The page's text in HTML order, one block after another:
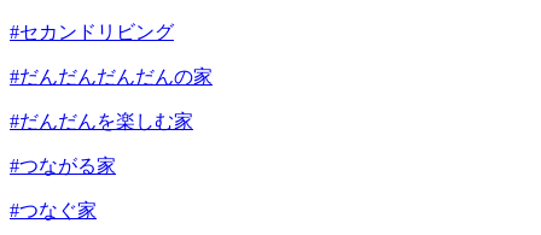
#セカンドリビング
#だんだんだんだんの家
#だんだんを楽しむ家
#つながる家
#つなぐ家